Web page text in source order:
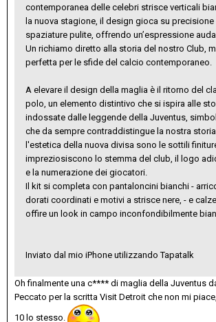
contemporanea delle celebri strisce verticali
la nuova stagione, il design gioca su
spaziature pulite, offrendo un’espressione
Un richiamo diretto alla storia del nostro Club,
perfetta per le sfide del calcio contemporaneo.
A elevare il design della maglia è il ritorno del
polo, un elemento distintivo che si ispira alle
indossate dalle leggende della Juventus,
che da sempre contraddistingue la nostra
l'estetica della nuova divisa sono le sottili
impreziosiscono lo stemma del club, il logo
e la numerazione dei giocatori.
Il kit si completa con pantaloncini bianchi -
dorati coordinati e motivi a strisce nere, - e
offire un look in campo inconfondibilmente
Inviato dal mio iPhone utilizzando Tapatalk
Oh finalmente una c**** di maglia della Juventus
Peccato per la scritta Visit Detroit che non mi
10 lo stesso.